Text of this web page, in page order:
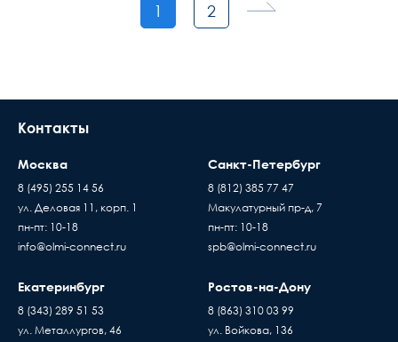
1 2
Контакты
Москва
8 (495) 255 14 56
ул. Деловая 11, корп. 1
пн-пт: 10-18
info@olmi-connect.ru
Санкт-Петербург
8 (812) 385 77 47
Макулатурный пр-д, 7
пн-пт: 10-18
spb@olmi-connect.ru
Екатеринбург
8 (343) 289 51 53
ул. Металлургов, 46
Ростов-на-Дону
8 (863) 310 03 99
ул. Войкова, 136